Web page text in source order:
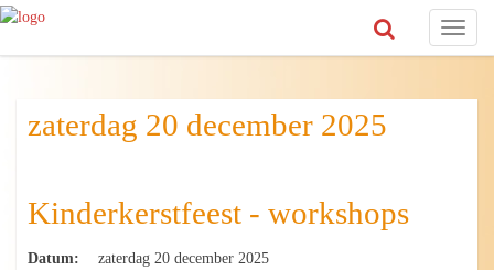
Toggle
zaterdag 20 december 2025
Kinderkerstfeest - workshops
Datum:
zaterdag 20 december 2025